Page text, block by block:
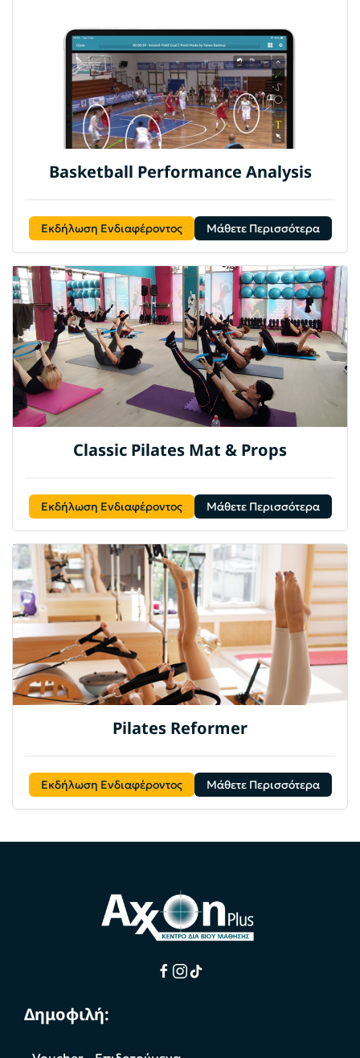
Basketball Performance Analysis
Εκδήλωση Ενδιαφέροντος Μάθετε Περισσότερα
Classic Pilates Mat & Props
Εκδήλωση Ενδιαφέροντος Μάθετε Περισσότερα
Pilates Reformer
Εκδήλωση Ενδιαφέροντος Μάθετε Περισσότερα
Δημοφιλή: